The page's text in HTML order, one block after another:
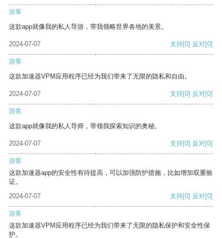
游客
这款app就像我的私人导游，带我领略世界各地的美景。
2024-07-07 支持[0] 反对[0]
游客
这款加速器VPM应用程序已经为我们带来了无限的隐私和自由。
2024-07-07 支持[0] 反对[0]
游客
这款app就像我的私人导师，带领我探索知识的奥秘。
2024-07-07 支持[0] 反对[0]
游客
这款加速器app的安全性有待提高，可以加强防护措施，比如增加双重验
证。
2024-07-07
支持[0] 反对[0]
游客
这款加速器VPM应用程序已经为我们带来了无限的隐私保护和安全性保
护。